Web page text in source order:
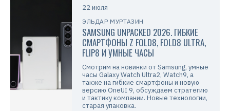
22 июля
ЭЛЬДАР МУРТАЗИН
SAMSUNG UNPACKED 2026. ГИБКИЕ
СМАРТФОНЫ Z FOLD8, FOLD8 ULTRA,
FLIP8 И УМНЫЕ ЧАСЫ
Смотрим на новинки от Samsung, умные
часы Galaxy Watch Ultra2, Watch9, а
также на гибкие смартфоны и новую
версию OneUI 9, обсуждаем стратегию
и тактику компании. Новые технологии,
старая упаковка.